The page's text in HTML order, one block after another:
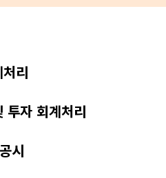
리
투자 회계처리
시